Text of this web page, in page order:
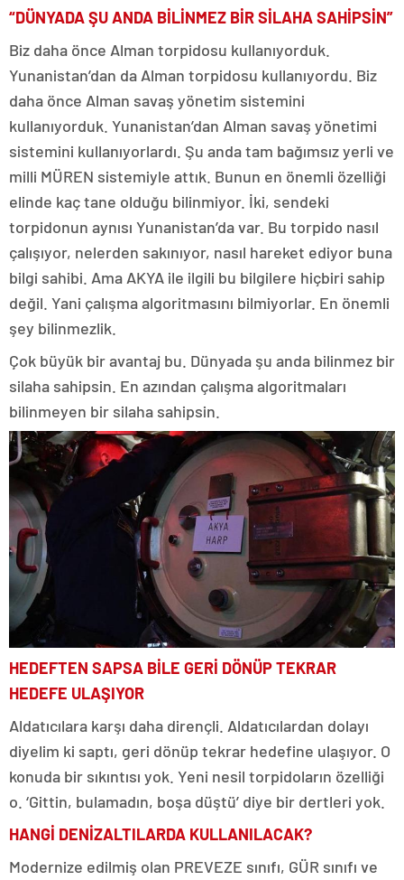
“DÜNYADA ŞU ANDA BİLİNMEZ BİR SİLAHA SAHİPSİN”
Biz daha önce Alman torpidosu kullanıyorduk.
Yunanistan’dan da Alman torpidosu kullanıyordu. Biz
daha önce Alman savaş yönetim sistemini
kullanıyorduk. Yunanistan’dan Alman savaş yönetimi
sistemini kullanıyorlardı. Şu anda tam bağımsız yerli ve
milli MÜREN sistemiyle attık. Bunun en önemli özelliği
elinde kaç tane olduğu bilinmiyor. İki, sendeki
torpidonun aynısı Yunanistan’da var. Bu torpido nasıl
çalışıyor, nelerden sakınıyor, nasıl hareket ediyor buna
bilgi sahibi. Ama AKYA ile ilgili bu bilgilere hiçbiri sahip
değil. Yani çalışma algoritmasını bilmiyorlar. En önemli
şey bilinmezlik.
Çok büyük bir avantaj bu. Dünyada şu anda bilinmez bir
silaha sahipsin. En azından çalışma algoritmaları
bilinmeyen bir silaha sahipsin.
HEDEFTEN SAPSA BİLE GERİ DÖNÜP TEKRAR
HEDEFE ULAŞIYOR
Aldatıcılara karşı daha dirençli. Aldatıcılardan dolayı
diyelim ki saptı, geri dönüp tekrar hedefine ulaşıyor. O
konuda bir sıkıntısı yok. Yeni nesil torpidoların özelliği
o. ‘Gittin, bulamadın, boşa düştü’ diye bir dertleri yok.
HANGİ DENİZALTILARDA KULLANILACAK?
Modernize edilmiş olan PREVEZE sınıfı, GÜR sınıfı ve